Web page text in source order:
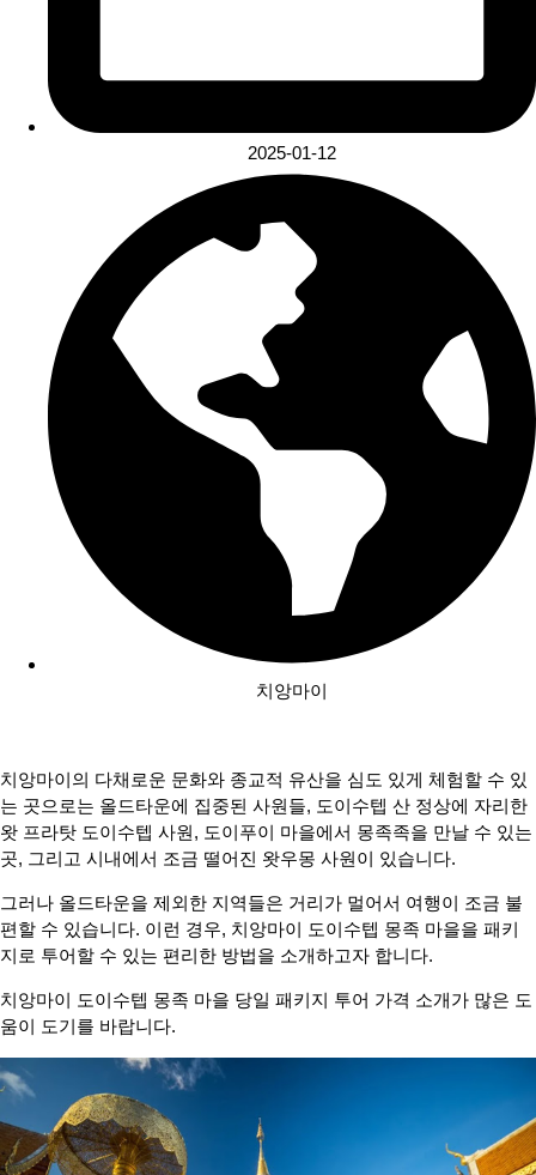
2025-01-12
치앙마이
치앙마이의 다채로운 문화와 종교적 유산을 심도 있게 체험할 수 있
는 곳으로는 올드타운에 집중된 사원들, 도이수텝 산 정상에 자리한
왓 프라탓 도이수텝 사원, 도이푸이 마을에서 몽족족을 만날 수 있는
곳, 그리고 시내에서 조금 떨어진 왓우몽 사원이 있습니다.
그러나 올드타운을 제외한 지역들은 거리가 멀어서 여행이 조금 불
편할 수 있습니다. 이런 경우, 치앙마이 도이수텝 몽족 마을을 패키
지로 투어할 수 있는 편리한 방법을 소개하고자 합니다.
치앙마이 도이수텝 몽족 마을 당일 패키지 투어 가격 소개가 많은 도
움이 도기를 바랍니다.